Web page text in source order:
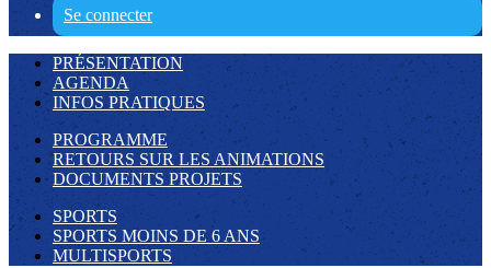
Se connecter
PRÉSENTATION
AGENDA
INFOS PRATIQUES
PROGRAMME
RETOURS SUR LES ANIMATIONS
DOCUMENTS PROJETS
SPORTS
SPORTS MOINS DE 6 ANS
MULTISPORTS